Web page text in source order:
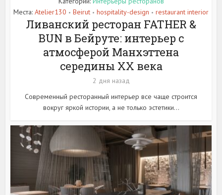
Места: Atelier130 • Beirut • hospitality-design • restaurant interior
Ливанский ресторан FATHER &
BUN в Бейруте: интерьер с
атмосферой Манхэттена
середины XX века
2 дня назад
Современный ресторанный интерьер все чаще строится
вокруг яркой истории, а не только эстетики...